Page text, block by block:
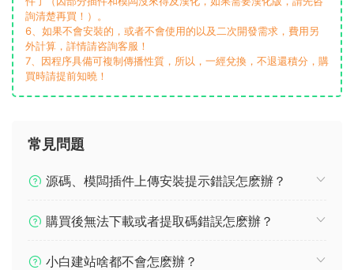
詢清楚再買！）。
6、如果不會安裝的，或者不會使用的以及二次開發需求，費用另
外計算，詳情請咨詢客服！
7、因程序具備可複制傳播性質，所以，一經兌換，不退還積分，購
買時請提前知曉！
常見問題
源碼、模闆插件上傳安裝提示錯誤怎麽辦？
購買後無法下載或者提取碼錯誤怎麽辦？
小白建站啥都不會怎麽辦？